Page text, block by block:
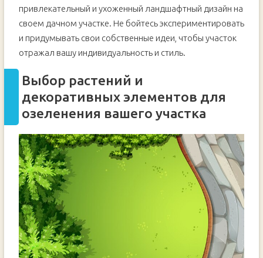
привлекательный и ухоженный ландшафтный дизайн на
своем дачном участке. Не бойтесь экспериментировать
и придумывать свои собственные идеи, чтобы участок
отражал вашу индивидуальность и стиль.
Выбор растений и
декоративных элементов для
озеленения вашего участка